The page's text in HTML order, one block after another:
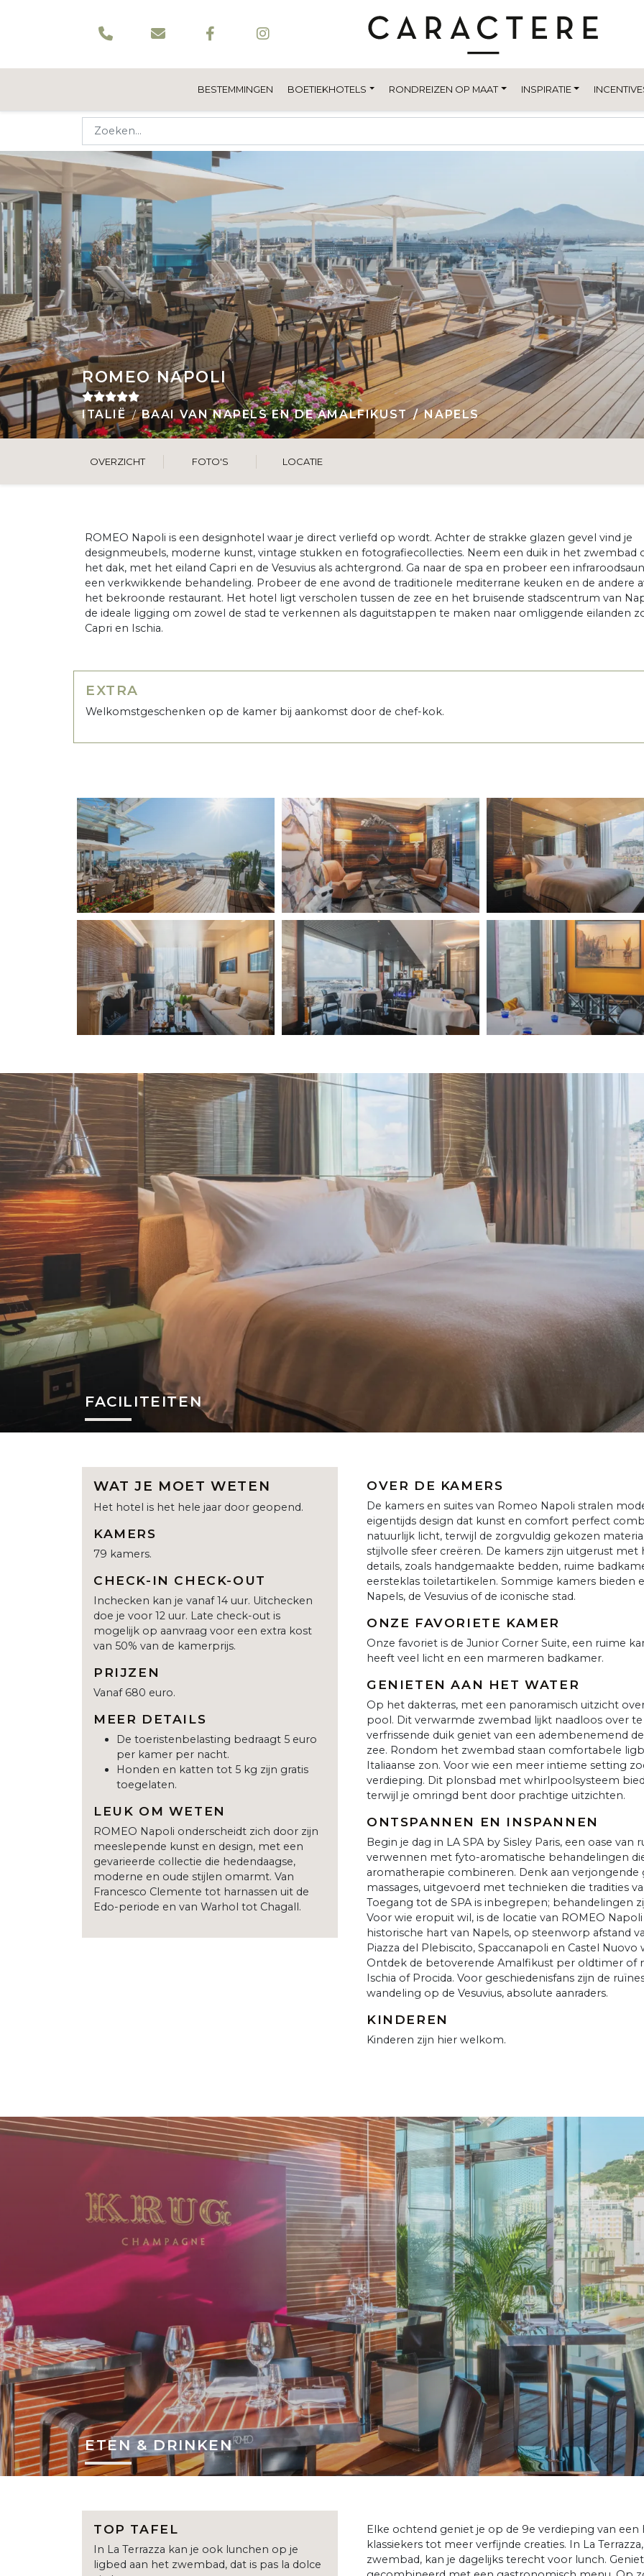
BESTEMMINGEN BOETIEKHOTELS RONDREIZEN OP MAAT INSPIRATIE
ROMEO NAPOLI
ITALIË BAAI VAN NAPELS EN DE AMALFIKUST NAPELS
OVERZICHT FOTO'S LOCATIE
ROMEO Napoli is een designhotel waar je direct verliefd op wordt. Achter de strakke glazen gevel vind je
designmeubels, moderne kunst, vintage stukken en fotografiecollecties. Neem een duik in het zwembad
het dak, met het eiland Capri en de Vesuvius als achtergrond. Ga naar de spa en probeer een
een verkwikkende behandeling. Probeer de ene avond de traditionele mediterrane keuken en de andere
het bekroonde restaurant. Het hotel ligt verscholen tussen de zee en het bruisende stadscentrum van
de ideale ligging om zowel de stad te verkennen als daguitstappen te maken naar omliggende eilanden
Capri en Ischia.
EXTRA
Welkomstgeschenken op de kamer bij aankomst door de chef-kok.
FACILITEITEN
WAT JE MOET WETEN
Het hotel is het hele jaar door geopend.
KAMERS
79 kamers.
CHECK-IN CHECK-OUT
Inchecken kan je vanaf 14 uur. Uitchecken
doe je voor 12 uur. Late check-out is
mogelijk op aanvraag voor een extra kost
van 50% van de kamerprijs.
PRIJZEN
Vanaf 680 euro.
MEER DETAILS
De toeristenbelasting bedraagt 5 euro
per kamer per nacht.
Honden en katten tot 5 kg zijn gratis
toegelaten.
LEUK OM WETEN
ROMEO Napoli onderscheidt zich door zijn
meeslepende kunst en design, met een
gevarieerde collectie die hedendaagse,
moderne en oude stijlen omarmt. Van
Francesco Clemente tot harnassen uit de
Edo-periode en van Warhol tot Chagall.
OVER DE KAMERS
De kamers en suites van Romeo Napoli stralen
eigentijds design dat kunst en comfort perfect
natuurlijk licht, terwijl de zorgvuldig gekozen
stijlvolle sfeer creëren. De kamers zijn uitgerust
details, zoals handgemaakte bedden, ruime
eersteklas toiletartikelen. Sommige kamers bieden
Napels, de Vesuvius of de iconische stad.
ONZE FAVORIETE KAMER
Onze favoriet is de Junior Corner Suite, een ruime
heeft veel licht en een marmeren badkamer.
GENIETEN AAN HET WATER
Op het dakterras, met een panoramisch uitzicht
pool. Dit verwarmde zwembad lijkt naadloos over
verfrissende duik geniet van een adembenemend
zee. Rondom het zwembad staan comfortabele
Italiaanse zon. Voor wie een meer intieme setting
verdieping. Dit plonsbad met whirlpoolsysteem
terwijl je omringd bent door prachtige uitzichten.
ONTSPANNEN EN INSPANNEN
Begin je dag in LA SPA by Sisley Paris, een oase
verwennen met fyto-aromatische behandelingen
aromatherapie combineren. Denk aan
massages, uitgevoerd met technieken die tradities
Toegang tot de SPA is inbegrepen; behandelingen
Voor wie eropuit wil, is de locatie van ROMEO
historische hart van Napels, op steenworp afstand
Piazza del Plebiscito, Spaccanapoli en Castel
Ontdek de betoverende Amalfikust per oldtimer of
Ischia of Procida. Voor geschiedenisfans zijn de
wandeling op de Vesuvius, absolute aanraders.
KINDEREN
Kinderen zijn hier welkom.
ETEN & DRINKEN
TOP TAFEL
In La Terrazza kan je ook lunchen op je
ligbed aan het zwembad, dat is pas la dolce
Elke ochtend geniet je op de 9e verdieping van een
klassiekers tot meer verfijnde creaties. In La
zwembad, kan je dagelijks terecht voor lunch.